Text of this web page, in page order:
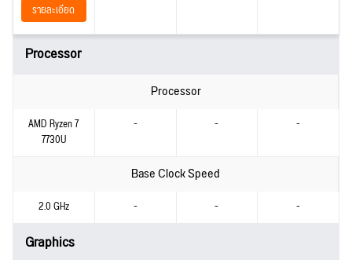
รายละเอียด
Processor
Processor
AMD Ryzen 7
7730U
- - -
Base Clock Speed
2.0 GHz - - -
Graphics